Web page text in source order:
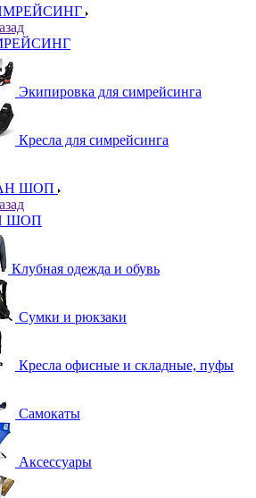
Экипировка для симрейсинга
Кресла для симрейсинга
ШОП
ШОП
Клубная одежда и обувь
Сумки и рюкзаки
Кресла офисные и складные, пуфы
Самокаты
Аксессуары